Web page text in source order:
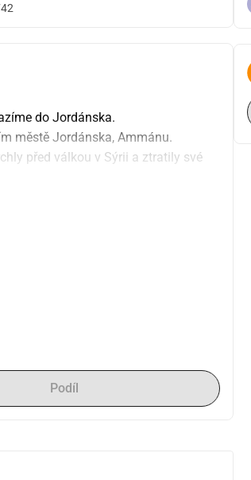
do Jordánska.
městě Jordánska, Ammánu.
před válkou v Sýrii a ztratily své
věcmi, abychom mohli těmto
a zrealizovali zahradu. Zbytek
Podíl